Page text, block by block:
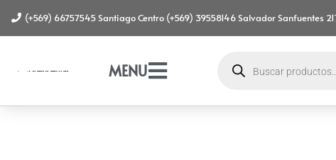
(+569) 66757545 Santiago Centro (+569) 39558146 Salvador Sanfuentes
MENU